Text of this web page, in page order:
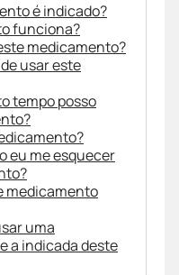
é indicado?
funciona?
medicamento?
usar este
tempo posso
eu me esquecer
medicamento
uma
a indicada deste